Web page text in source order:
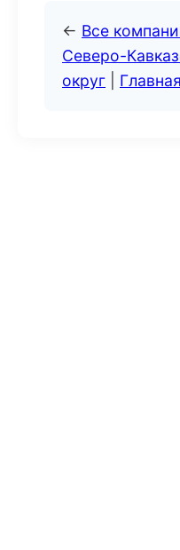
← Все
Северо-
округ